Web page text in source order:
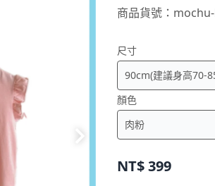
商品貨號：
尺寸
顏色
NT$399